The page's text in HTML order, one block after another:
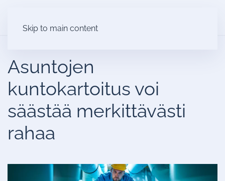
Skip to main content
Asuntojen
kuntokartoitus voi
säästää merkittävästi
rahaa